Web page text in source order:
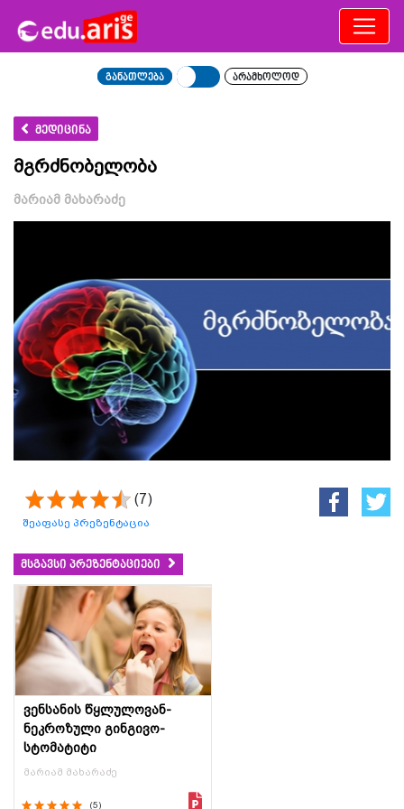
განათლება არამხოლოდ
მედიცინა
მგრძნობელობა
მარიამ მახარაძე
(7)
შეაფასე პრეზენტაცია
მსგავსი პრეზენტაციები
ვენსანის წყლულოვან-
ნეკროზული გინგივო-
სტომატიტი
მარიამ მახარაძე
(5)